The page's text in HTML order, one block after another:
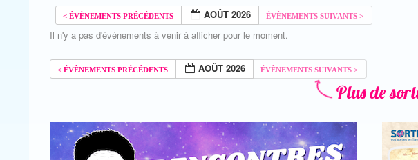
AOÛT 2026
Il n'y a pas d'événements à venir à afficher pour le moment.
AOÛT 2026